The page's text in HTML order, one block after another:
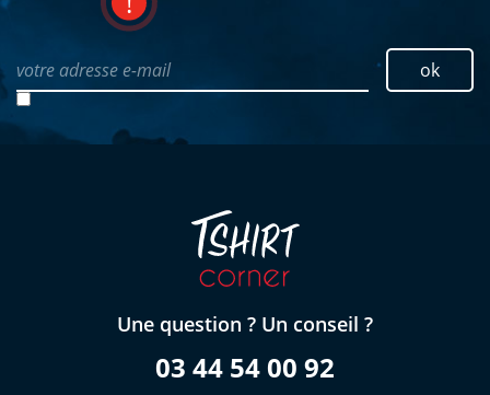
votre adresse e-mail ok
Une question ? Un conseil ?
03 44 54 00 92